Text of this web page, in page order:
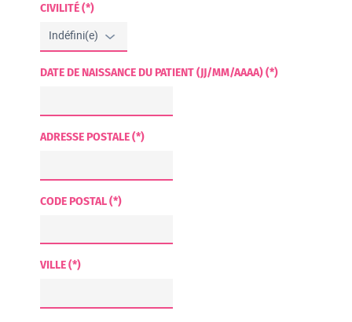
CIVILITÉ (*)
DATE DE NAISSANCE DU PATIENT (JJ/MM/AAAA) (*)
ADRESSE POSTALE (*)
CODE POSTAL (*)
VILLE (*)